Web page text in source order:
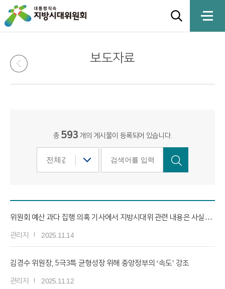
보도자료
총 593 개의 게시물이 등록되어 있습니다.
위원회 예산 과다 집행 의혹 기사에서 지방시대위 관련 내용은 사실과 다릅니다.
관리자 2025.11.14
김경수 위원장, 5극3특 균형성장 위해 중앙정부의 ‘속도’ 강조
관리자 2025.11.12